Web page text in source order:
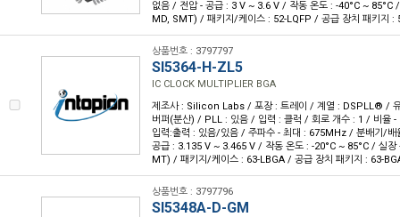
없음 / 전압 - 공급 : 3 V ~ 3.6 V / 작동 온도 : -40°C ~ 85°C
MD, SMT) / 패키지/케이스 : 52-LQFP / 공급 장치 패키지 :
상품번호 : 3797797
SI5364-H-ZL5
IC CLOCK MULTIPLIER BGA
제조사 : Silicon Labs / 포장 : 트레이 / 계열 : DSPLL® / 유
버퍼(분산) / PLL : 있음 / 입력 : 클럭 / 회로 개수 : 1 / 비율 -
입력:출력 : 있음/있음 / 주파수 - 최대 : 675MHz / 분배기/배
공급 : 3.135 V ~ 3.465 V / 작동 온도 : -20°C ~ 85°C / 실장
MT) / 패키지/케이스 : 63-LBGA / 공급 장치 패키지 : 63-
상품번호 : 3797796
SI5348A-D-GM